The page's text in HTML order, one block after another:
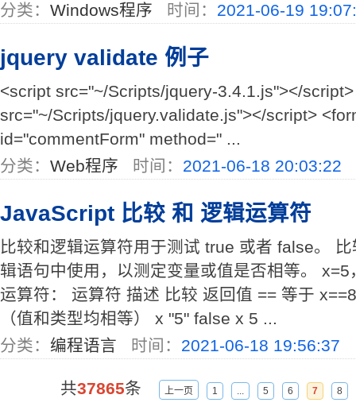
分类： Windows程序 时间： 2021-06-19
jquery validate 例子
<script src="~/Scripts/jquery-3.4.1.js"></
src="~/Scripts/jquery.validate.js"></script>
id="commentForm" method=" ...
分类： Web程序 时间： 2021-06-18 20:03:22
JavaScript 比较 和 逻辑运算符
比较和逻辑运算符用于测试 true 或者 false。
辑语句中使用，以测定变量或值是否相等。
运算符： 运算符 描述 比较 返回值 == 等于
（值和类型均相等） x "5" false x 5 ...
分类： 编程语言 时间： 2021-06-18 19:56:37
共37865条 上一页 1 ... 5 6 7 8